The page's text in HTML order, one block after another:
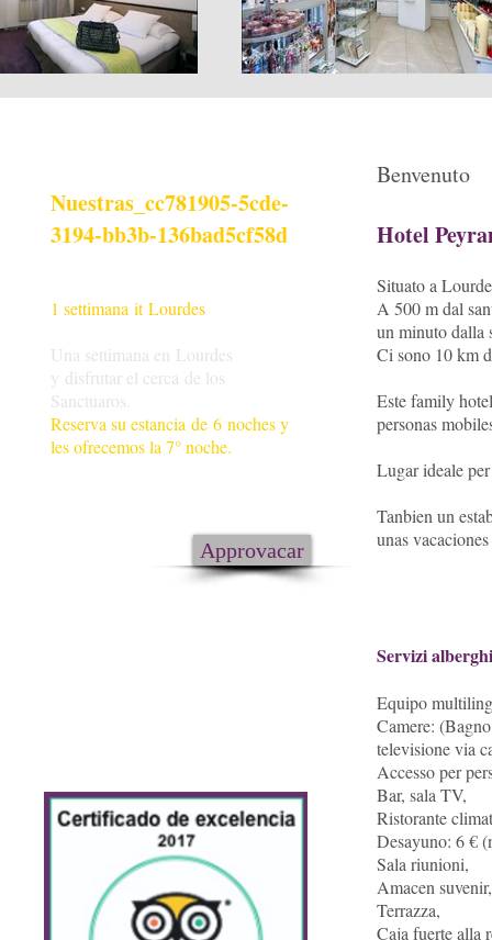
Benvenuto
Hotel
Situato a
A 500 m dal
un minuto dalla
Ci sono 10 km
Este family
personas
Lugar ideale
Tanbien un
unas
Servizi
Equipo
Camere:
televisione via
Accesso per
Bar, sala TV,
Ristorante
Desayuno: 6 €
Sala riunioni,
Amacen
Terrazza,
Caja fuerte alla
Nuestras_cc781905-5cde-
3194-bb3b-136bad5cf58d
1 settimana it Lourdes
Una settimana en Lourdes
y disfrutar el cerca de los
Sanctuaros.
Reserva su estancia de 6 noches y
les ofrecemos la 7° noche.
tramite e-mail e telefono).Approvacar